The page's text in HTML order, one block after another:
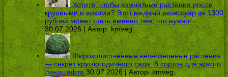
Хотите, чтобы комнатные растения росли
крупными и яркими? Этот медный аксессуар за 1300
рублей может стать именно тем, что нужно
30.07.2026 | Автор: kmveg
Широколиственные вечнозеленые растения
— секрет круглогодичного сада: 8 сортов для яркого
ландшафта 30.07.2026 | Автор:kmveg